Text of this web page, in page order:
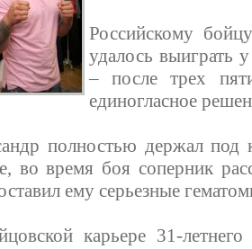
Российскому
удалось выиграть
– после трех
единогласное
полностью держал под
во время боя соперник
ему серьезные
карьере 31-